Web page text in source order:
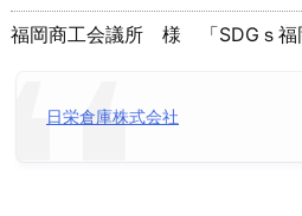
福岡商工会議所 様 「SDGｓ福
日栄倉庫株式会社